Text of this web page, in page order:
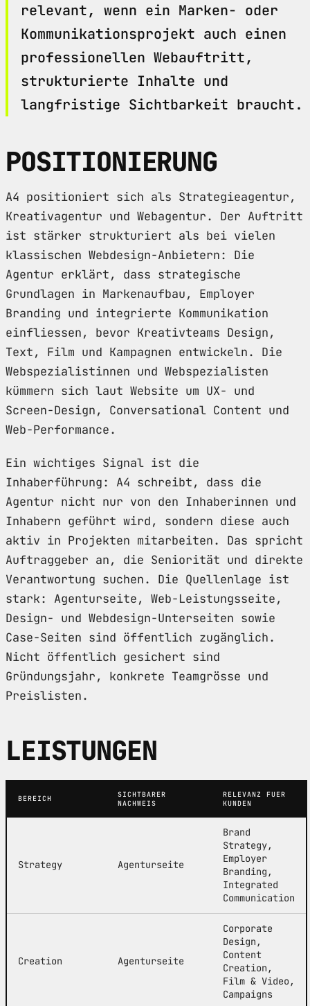
relevant, wenn ein Marken- oder
Kommunikationsprojekt auch einen
professionellen Webauftritt,
strukturierte Inhalte und
langfristige Sichtbarkeit braucht.
POSITIONIERUNG
A4 positioniert sich als Strategieagentur,
Kreativagentur und Webagentur. Der Auftritt
ist stärker strukturiert als bei vielen
klassischen Webdesign-Anbietern: Die
Agentur erklärt, dass strategische
Grundlagen in Markenaufbau, Employer
Branding und integrierte Kommunikation
einfliessen, bevor Kreativteams Design,
Text, Film und Kampagnen entwickeln. Die
Webspezialistinnen und Webspezialisten
kümmern sich laut Website um UX- und
Screen-Design, Conversational Content und
Web-Performance.
Ein wichtiges Signal ist die
Inhaberführung: A4 schreibt, dass die
Agentur nicht nur von den Inhaberinnen und
Inhabern geführt wird, sondern diese auch
aktiv in Projekten mitarbeiten. Das spricht
Auftraggeber an, die Seniorität und direkte
Verantwortung suchen. Die Quellenlage ist
stark: Agenturseite, Web-Leistungsseite,
Design- und Webdesign-Unterseiten sowie
Case-Seiten sind öffentlich zugänglich.
Nicht öffentlich gesichert sind
Gründungsjahr, konkrete Teamgrösse und
Preislisten.
LEISTUNGEN
BEREICH
SICHTBARER
NACHWEIS
RELEVANZ FUER
KUNDEN
Strategy Agenturseite
Brand
Strategy,
Employer
Branding,
Integrated
Communication
Creation Agenturseite
Corporate
Design,
Content
Creation,
Film & Video,
Campaigns